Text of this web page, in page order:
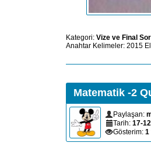
Kategori: Vize ve Final
Anahtar Kelimeler: 2015
Matematik -2
Paylaşan:
Tarih: 17-
Gösterim: 1